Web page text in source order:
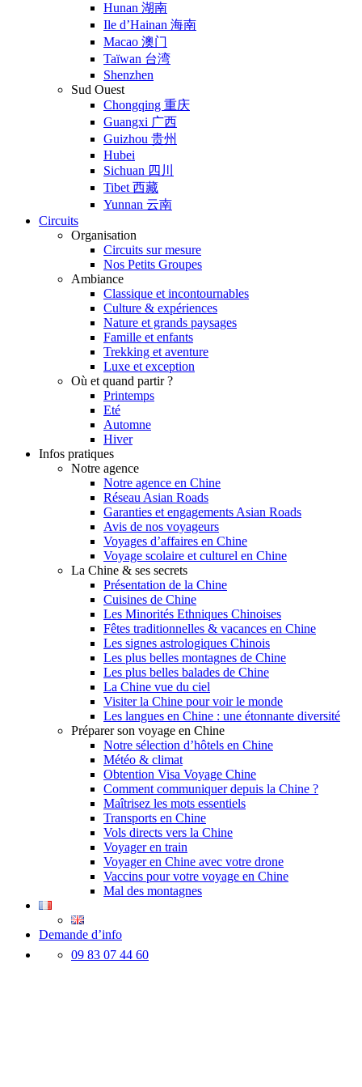
Hunan 湖南
Ile d’Hainan 海南
Macao 澳门
Taïwan 台湾
Shenzhen
Sud Ouest
Chongqing 重庆
Guangxi 广西
Guizhou 贵州
Hubei
Sichuan 四川
Tibet 西藏
Yunnan 云南
Circuits
Organisation
Circuits sur mesure
Nos Petits Groupes
Ambiance
Classique et incontournables
Culture & expériences
Nature et grands paysages
Famille et enfants
Trekking et aventure
Luxe et exception
Où et quand partir ?
Printemps
Eté
Automne
Hiver
Infos pratiques
Notre agence
Notre agence en Chine
Réseau Asian Roads
Garanties et engagements Asian Roads
Avis de nos voyageurs
Voyages d’affaires en Chine
Voyage scolaire et culturel en Chine
La Chine & ses secrets
Présentation de la Chine
Cuisines de Chine
Les Minorités Ethniques Chinoises
Fêtes traditionnelles & vacances en Chine
Les signes astrologiques Chinois
Les plus belles montagnes de Chine
Les plus belles balades de Chine
La Chine vue du ciel
Visiter la Chine pour voir le monde
Les langues en Chine : une étonnante diversité
Préparer son voyage en Chine
Notre sélection d’hôtels en Chine
Météo & climat
Obtention Visa Voyage Chine
Comment communiquer depuis la Chine ?
Maîtrisez les mots essentiels
Transports en Chine
Vols directs vers la Chine
Voyager en train
Voyager en Chine avec votre drone
Vaccins pour votre voyage en Chine
Mal des montagnes
Demande d’info
09 83 07 44 60